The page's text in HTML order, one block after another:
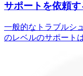
サポートを依頼す
一般的なトラブルシ
のレベルのサポート